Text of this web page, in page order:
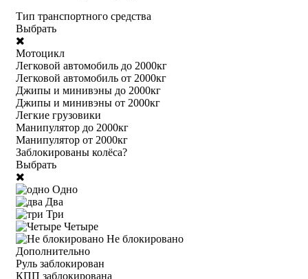
Тип транспортного средства
Выбрать
Мотоцикл
Легковой автомобиль до 2000кг
Легковой автомобиль от 2000кг
Джипы и минивэны до 2000кг
Джипы и минивэны от 2000кг
Легкие грузовики
Манипулятор до 2000кг
Манипулятор от 2000кг
Заблокированы колёса?
Выбрать
Одно
Два
Три
Четыре
Не блокировано
Дополнительно
Руль заблокирован
КПП заблокирована